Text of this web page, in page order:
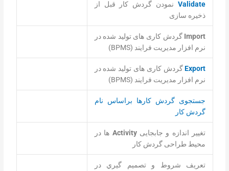
Validateنمودن گردش کار قبل از
ذخیره سازی
Import گردش کاری های تولید شده در
نرم افزار مدیریت فرایند (BPMS)
Exportگردش کاری های تولید شده در
نرم افزار مدیریت فرایند (BPMS)
جستجوی گردش کارها براساس نام
گردش کار
تغییر اندازه و جابجاییActivity ها در
محیط طراحی گردش کار
تعريف شروط و تصميم ‌گيري در